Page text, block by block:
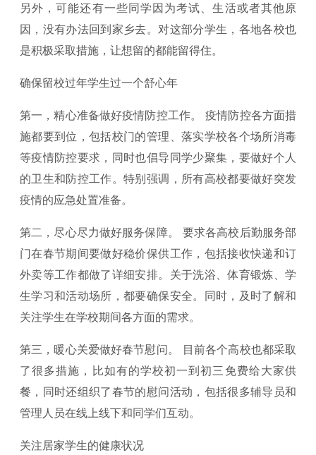
另外，可能还有一些同学因为考试、生活或者其他原
因，没有办法回到家乡去。对这部分学生，各地各校也
是积极采取措施，让想留的都能留得住。
确保留校过年学生过一个舒心年
第一，精心准备做好疫情防控工作。 疫情防控各方面措
施都要到位，包括校门的管理、落实学校各个场所消毒
等疫情防控要求，同时也倡导同学少聚集，要做好个人
的卫生和防控工作。特别强调，所有高校都要做好突发
疫情的应急处置准备。
第二，尽心尽力做好服务保障。 要求各高校后勤服务部
门在春节期间要做好稳价保供工作，包括接收快递和订
外卖等工作都做了详细安排。关于洗浴、体育锻炼、学
生学习和活动场所，都要确保安全。同时，及时了解和
关注学生在学校期间各方面的需求。
第三，暖心关爱做好春节慰问。 目前各个高校也都采取
了很多措施，比如有的学校初一到初三免费给大家供
餐，同时还组织了春节的慰问活动，包括很多辅导员和
管理人员在线上线下和同学们互动。
关注居家学生的健康状况